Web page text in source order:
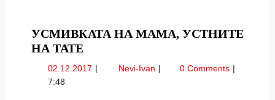
УСМИВКАТА НА МАМА, УСТНИТЕ
НА ТАТЕУСМИВКАТА
НА
МАМА,
02.12.2017 02.12.2017Nevi-Ivan Усмивката0 Comments
7:48